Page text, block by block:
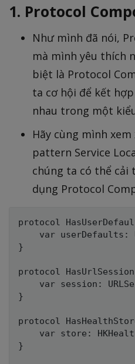
1. Protocol
Như mình đã nói,
mà mình yêu thích
biệt là Protocol
ta cơ hội để kết
nhau trong một
Hãy cùng mình
pattern Service
chúng ta có thể cải
dụng Protocol
protocol
var userDefaults:
}
protocol
var session:
}
protocol
var store:
}